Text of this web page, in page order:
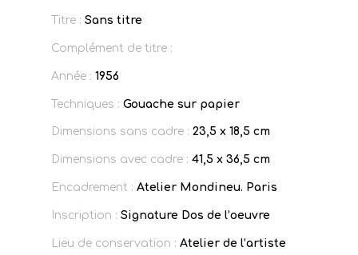
Titre : Sans titre
Complément de titre :
Année : 1956
Techniques : Gouache sur papier
Dimensions sans cadre : 23,5 x 18,5 cm
Dimensions avec cadre : 41,5 x 36,5 cm
Encadrement : Atelier Mondineu. Paris
Inscription : Signature Dos de l’oeuvre
Lieu de conservation : Atelier de l’artiste